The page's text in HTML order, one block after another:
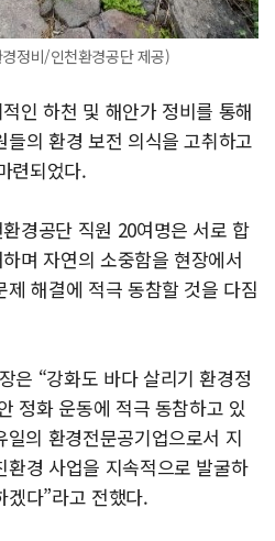
정비/인천환경공단 제공)
인 하천 및 해안가 정비를 통해
의 환경 보전 의식을 고취하고
련되었다.
경공단 직원 20여명은 서로 합
며 자연의 소중함을 현장에서
해결에 적극 동참할 것을 다짐
은 “강화도 바다 살리기 환경정
정화 운동에 적극 동참하고 있
의 환경전문공기업으로서 지
경 사업을 지속적으로 발굴하
다”라고 전했다.